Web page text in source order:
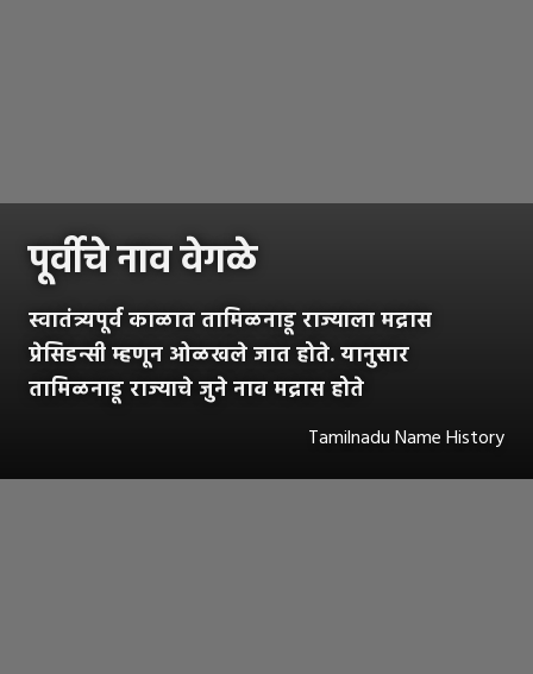
पूर्वीचे नाव वेगळे
स्वातंत्र्यपूर्व काळात तामिळनाडू राज्याला मद्रास
प्रेसिडन्सी म्हणून ओळखले जात होते. यानुसार
तामिळनाडू राज्याचे जुने नाव मद्रास होते
Tamilnadu Name History